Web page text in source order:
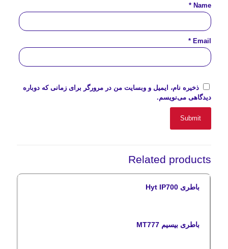
Name
*
Email
*
ذخیره نام، ایمیل و وبسایت من در مرورگر برای زمانی که دوباره
دیدگاهی می‌نویسم.
Related products
باطری Hyt IP700
باطری بیسیم MT777